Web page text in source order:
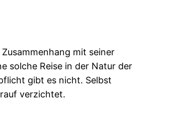
mit seiner
solche Reise in der Natur der
gibt es nicht. Selbst
verzichtet.